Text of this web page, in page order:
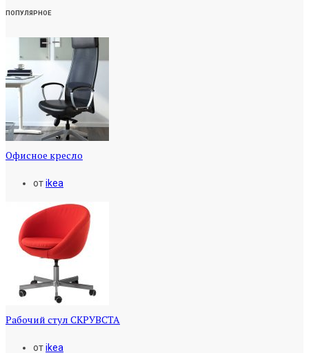
ПОПУЛЯРНОЕ
Офисное кресло
отikea
Рабочий стул СКРУВСТА
отikea